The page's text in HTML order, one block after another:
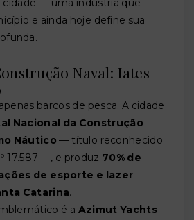
cidade — uma indústria que
e ainda hoje define sua
Naval: Iates
barcos de pesca. A cidade
Nacional da Construção
Náutico — título reconhecido
17.587 —, e produz 70% de
de esporte e lazer
Catarina.
é a Azimut Yachts—